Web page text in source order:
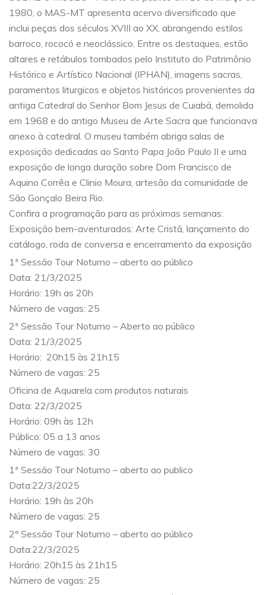
1980, o MAS-MT apresenta acervo diversificado que
inclui peças dos séculos XVIII ao XX, abrangendo estilos
barroco, rococó e neoclássico. Entre os destaques, estão
altares e retábulos tombados pelo Instituto do Patrimônio
Histórico e Artístico Nacional (IPHAN), imagens sacras,
paramentos liturgicos e objetos históricos provenientes da
antiga Catedral do Senhor Bom Jesus de Cuiabá, demolida
em 1968 e do antigo Museu de Arte Sacra que funcionava
anexo à catedral. O museu também abriga salas de
exposição dedicadas ao Santo Papa João Paulo II e uma
exposição de longa duração sobre Dom Francisco de
Aquino Corrêa e Clinio Moura, artesão da comunidade de
São Gonçalo Beira Rio.
Confira a programação para as próximas semanas:
Exposição bem-aventurados: Arte Cristã, lançamento do
catálogo, roda de conversa e encerramento da exposição
1ª Sessão Tour Noturno – aberto ao público
Data: 21/3/2025
Horário: 19h as 20h
Número de vagas: 25
2ª Sessão Tour Noturno – Aberto ao público
Data: 21/3/2025
Horário: 20h15 às 21h15
Número de vagas: 25
Oficina de Aquarela com produtos naturais
Data: 22/3/2025
Horário: 09h às 12h
Público: 05 a 13 anos
Número de vagas: 30
1ª Sessão Tour Noturno – aberto ao publico
Data:22/3/2025
Horário: 19h às 20h
Número de vagas: 25
2º Sessão Tour Noturno – aberto ao público
Data:22/3/2025
Horário: 20h15 às 21h15
Número de vagas: 25